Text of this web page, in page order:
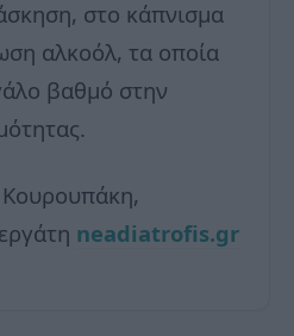
στο κάπνισμα
αλκοόλ, τα οποία
βαθμό στην
neadiatrofis.gr